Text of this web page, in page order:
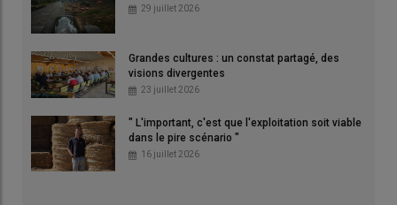
29 juillet 2026
Grandes cultures : un constat partagé, des
visions divergentes
23 juillet 2026
" L'important, c'est que l'exploitation soit viable
dans le pire scénario "
16 juillet 2026